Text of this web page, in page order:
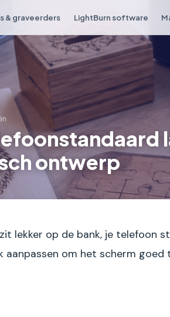
& graveerders LightBurn software
ontwerp
lekker op de bank, je telefoon
aanpassen om het scherm goed